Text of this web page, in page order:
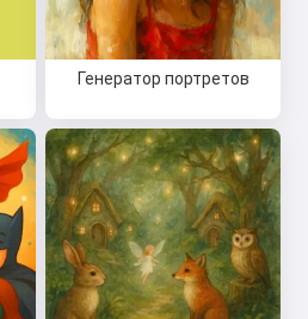
Генератор портретов